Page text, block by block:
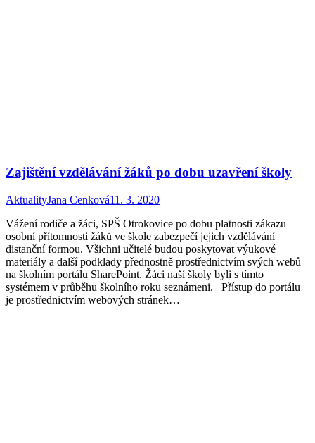
Zajištění vzdělávání žáků po dobu uzavření školy
AktualityJana Cenková11. 3. 2020
Vážení rodiče a žáci, SPŠ Otrokovice po dobu platnosti zákazu
osobní přítomnosti žáků ve škole zabezpečí jejich vzdělávání
distanční formou. Všichni učitelé budou poskytovat výukové
materiály a další podklady přednostně prostřednictvím svých webů
na školním portálu SharePoint. Žáci naší školy byli s tímto
systémem v průběhu školního roku seznámeni. Přístup do portálu
je prostřednictvím webových stránek…